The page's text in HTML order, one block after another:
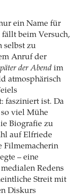
ein Name für
fällt beim Versuch,
selbst zu
Anruf der
der Abend im
atmosphärisch
fasziniert ist. Da
so viel Mühe
Biografie zu
auf Elfriede
Filmemacherin
– eine
Redens
Streit mit
Diskurs